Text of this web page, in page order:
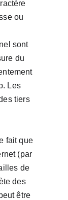
ou
sont
du
Les
tiers
fait que
(par
de
des
être